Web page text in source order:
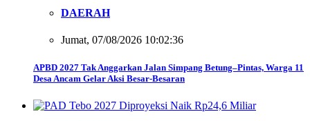
DAERAH
Jumat, 07/08/2026 10:02:36
APBD 2027 Tak Anggarkan Jalan Simpang Betung–Pintas, Warga 11
Desa Ancam Gelar Aksi Besar-Besaran